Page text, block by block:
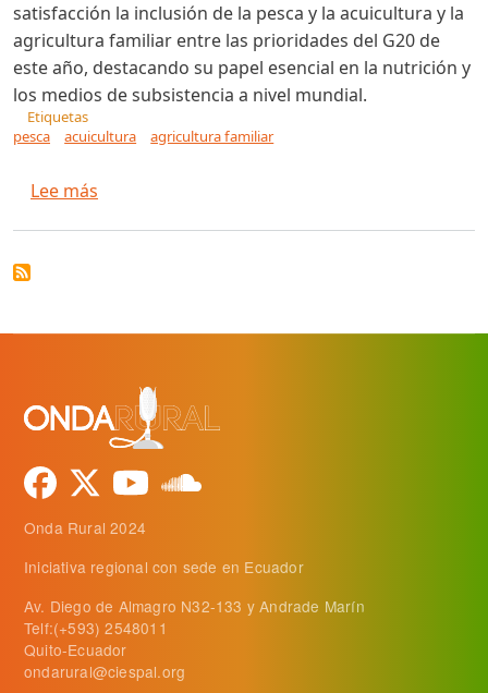
satisfacción la inclusión de la pesca y la acuicultura y la
agricultura familiar entre las prioridades del G20 de
este año, destacando su papel esencial en la nutrición y
los medios de subsistencia a nivel mundial.
Etiquetas
pesca
acuicultura agricultura familiar
Lee más
Onda Rural 2024
Iniciativa regional con sede en Ecuador
Av. Diego de Almagro N32-133 y Andrade Marín
Telf:(+593) 2548011
Quito-Ecuador
ondarural@ciespal.org